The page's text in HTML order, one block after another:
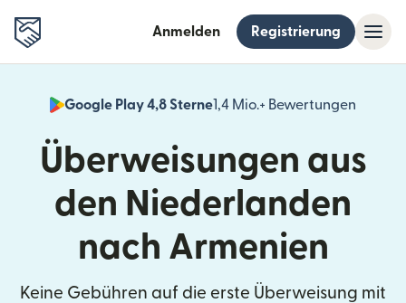
Anmelden Registrierung
Google Play 4,8 Sterne1,4 Mio.+ Bewertungen
Überweisungen aus
den Niederlanden
nach Armenien
Keine Gebühren auf die erste Überweisung mit